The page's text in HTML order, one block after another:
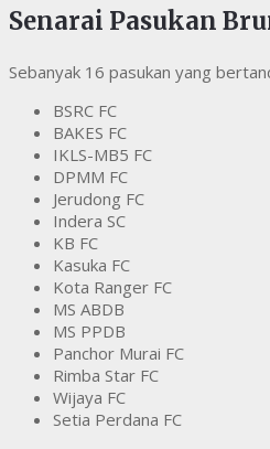
Senarai Pasukan
Sebanyak 16 pasukan yang
BSRC FC
BAKES FC
IKLS-MB5 FC
DPMM FC
Jerudong FC
Indera SC
KB FC
Kasuka FC
Kota Ranger FC
MS ABDB
MS PPDB
Panchor Murai FC
Rimba Star FC
Wijaya FC
Setia Perdana FC